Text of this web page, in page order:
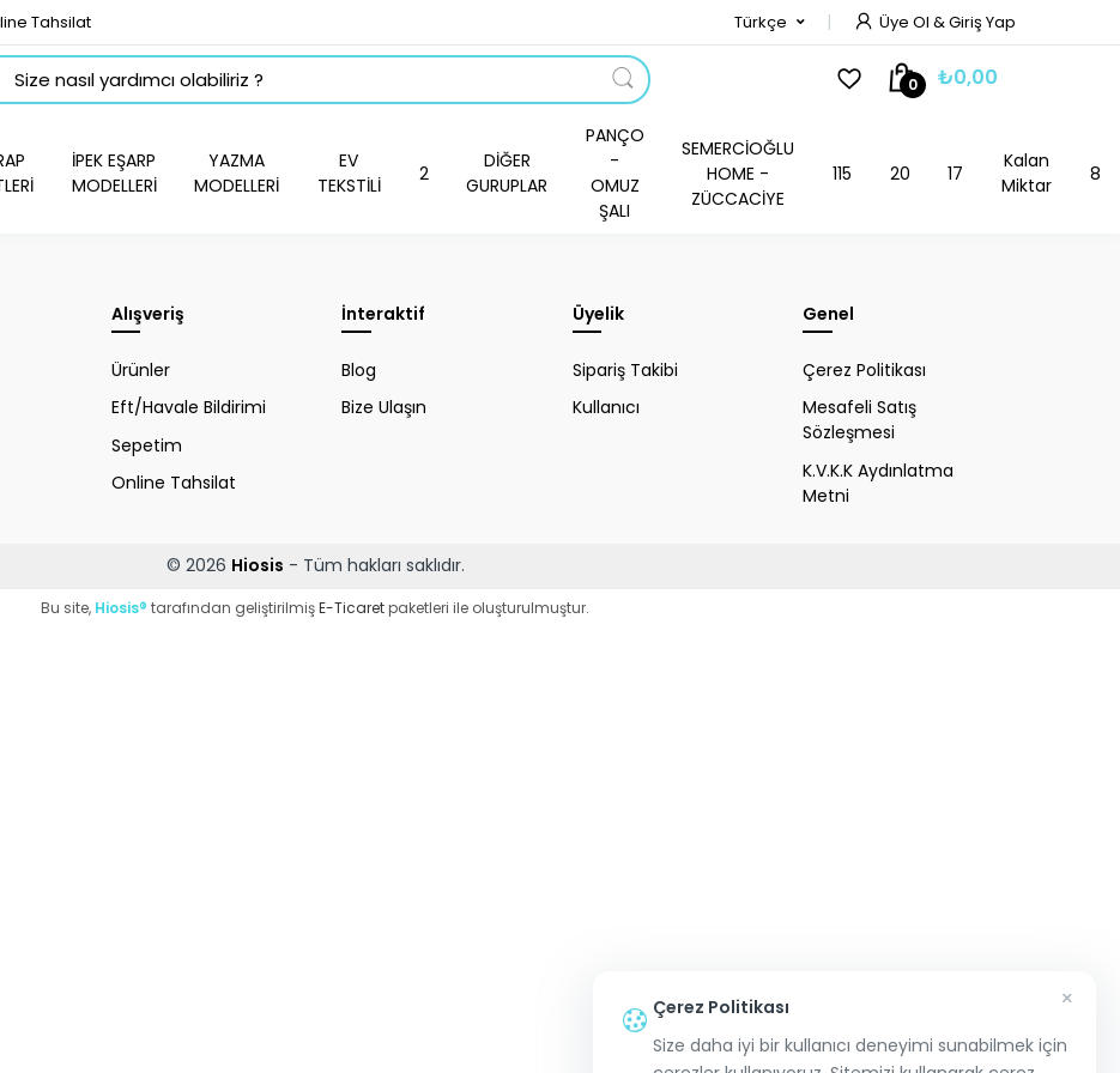
Tahsilat Türkçe Üye Ol & Giriş Yap
0 ₺0,00
İPEK EŞARP
MODELLERİ
YAZMA
MODELLERİ
EV
TEKSTİLİ
2
DİĞER
GURUPLAR
PANÇO
-
OMUZ
ŞALI
SEMERCİOĞLU
HOME -
ZÜCCACİYE
115 20 17
Kalan
Miktar
8
Alışveriş
Ürünler
Eft/Havale Bildirimi
Sepetim
Online Tahsilat
İnteraktif
Blog
Bize Ulaşın
Üyelik
Sipariş Takibi
Kullanıcı
Genel
Çerez Politikası
Mesafeli Satış
Sözleşmesi
K.V.K.K Aydınlatma
Metni
© 2026 Hiosis - Tüm hakları saklıdır.
Bu site, Hiosis® tarafından geliştirilmişE-Ticaretpaketleri ile oluşturulmuştur.
Çerez Politikası
Size daha iyi bir kullanıcı deneyimi sunabilmek için
×